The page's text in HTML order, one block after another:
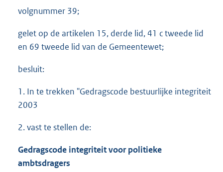
volgnummer 39;
gelet op de artikelen 15, derde lid, 41 c tweede lid
en 69 tweede lid van de Gemeentewet;
besluit:
1. In te trekken "Gedragscode bestuurlijke integriteit
2003
2. vast te stellen de:
Gedragscode integriteit voor politieke
ambtsdragers